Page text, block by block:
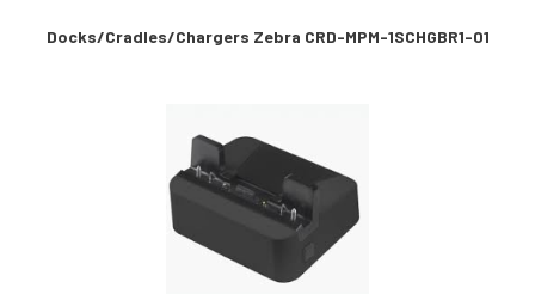
Docks/Cradles/Chargers Zebra CRD-MPM-1SCHGBR1-01